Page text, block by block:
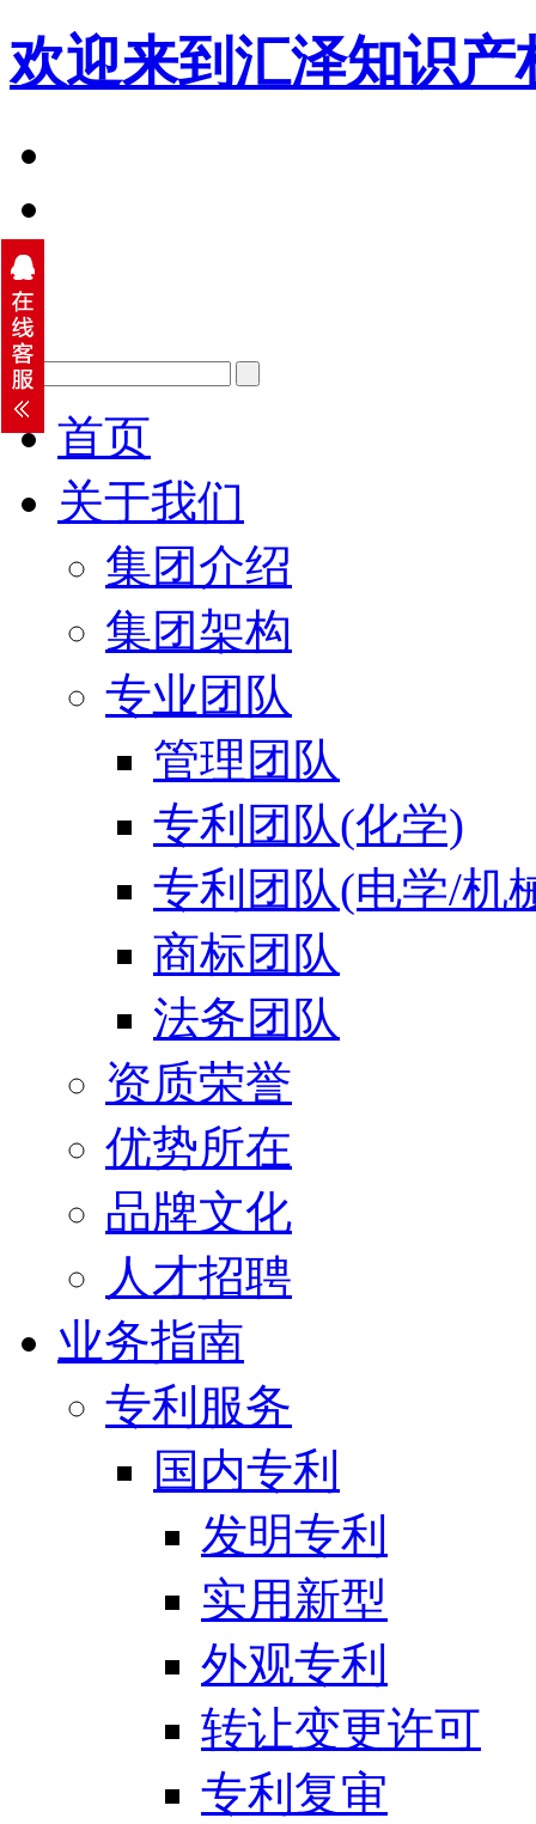
欢迎来到汇泽知识产
首页
关于我们
集团介绍
集团架构
专业团队
管理团队
专利团队(化学)
专利团队(电学/机
商标团队
法务团队
资质荣誉
优势所在
品牌文化
人才招聘
业务指南
专利服务
国内专利
发明专利
实用新型
外观专利
转让变更许可
专利复审